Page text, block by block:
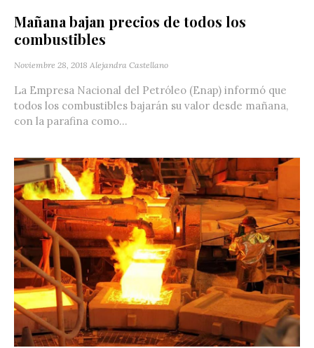
Mañana bajan precios de todos los
combustibles
Noviembre 28, 2018 Alejandra Castellano
La Empresa Nacional del Petróleo (Enap) informó que
todos los combustibles bajarán su valor desde mañana,
con la parafina como...